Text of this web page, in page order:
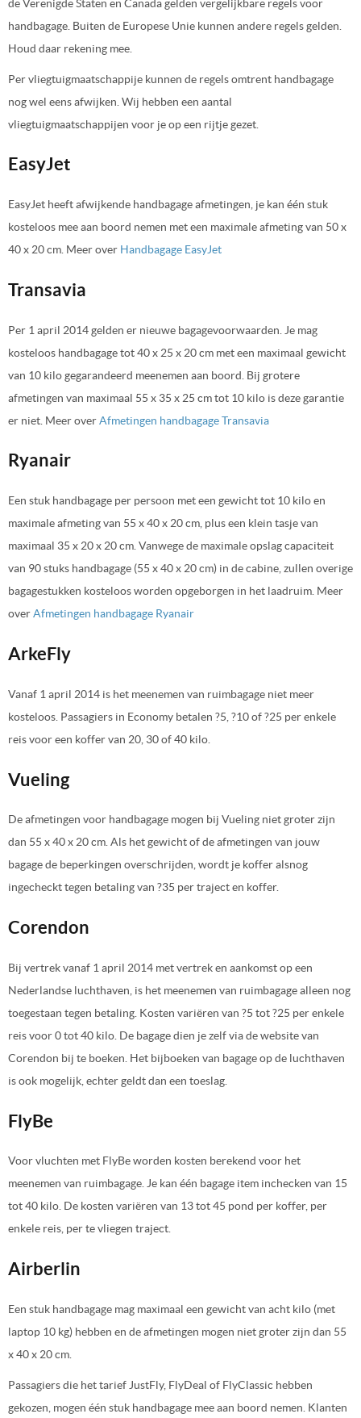
de Verenigde Staten en Canada gelden vergelijkbare regels voor
handbagage. Buiten de Europese Unie kunnen andere regels gelden.
Houd daar rekening mee.
Per vliegtuigmaatschappije kunnen de regels omtrent handbagage
nog wel eens afwijken. Wij hebben een aantal
vliegtuigmaatschappijen voor je op een rijtje gezet.
EasyJet
EasyJet heeft afwijkende handbagage afmetingen, je kan één stuk
kosteloos mee aan boord nemen met een maximale afmeting van 50 x
40 x 20 cm. Meer over Handbagage EasyJet
Transavia
Per 1 april 2014 gelden er nieuwe bagagevoorwaarden. Je mag
kosteloos handbagage tot 40 x 25 x 20 cm met een maximaal gewicht
van 10 kilo gegarandeerd meenemen aan boord. Bij grotere
afmetingen van maximaal 55 x 35 x 25 cm tot 10 kilo is deze garantie
er niet. Meer overAfmetingen handbagage Transavia
Ryanair
Een stuk handbagage per persoon met een gewicht tot 10 kilo en
maximale afmeting van 55 x 40 x 20 cm, plus een klein tasje van
maximaal 35 x 20 x 20 cm. Vanwege de maximale opslag capaciteit
van 90 stuks handbagage (55 x 40 x 20 cm) in de cabine, zullen overige
bagagestukken kosteloos worden opgeborgen in het laadruim. Meer
overAfmetingen handbagage Ryanair
ArkeFly
Vanaf 1 april 2014 is het meenemen van ruimbagage niet meer
kosteloos. Passagiers in Economy betalen ?5, ?10 of ?25 per enkele
reis voor een koffer van 20, 30 of 40 kilo.
Vueling
De afmetingen voor handbagage mogen bij Vueling niet groter zijn
dan 55 x 40 x 20 cm. Als het gewicht of de afmetingen van jouw
bagage de beperkingen overschrijden, wordt je koffer alsnog
ingecheckt tegen betaling van ?35 per traject en koffer.
Corendon
Bij vertrek vanaf 1 april 2014 met vertrek en aankomst op een
Nederlandse luchthaven, is het meenemen van ruimbagage alleen nog
toegestaan tegen betaling. Kosten variëren van ?5 tot ?25 per enkele
reis voor 0 tot 40 kilo. De bagage dien je zelf via de website van
Corendon bij te boeken. Het bijboeken van bagage op de luchthaven
is ook mogelijk, echter geldt dan een toeslag.
FlyBe
Voor vluchten met FlyBe worden kosten berekend voor het
meenemen van ruimbagage. Je kan één bagage item inchecken van 15
tot 40 kilo. De kosten variëren van 13 tot 45 pond per koffer, per
enkele reis, per te vliegen traject.
Airberlin
Een stuk handbagage mag maximaal een gewicht van acht kilo (met
laptop 10 kg) hebben en de afmetingen mogen niet groter zijn dan 55
x 40 x 20 cm.
Passagiers die het tarief JustFly, FlyDeal of FlyClassic hebben
gekozen, mogen één stuk handbagage mee aan boord nemen. Klanten